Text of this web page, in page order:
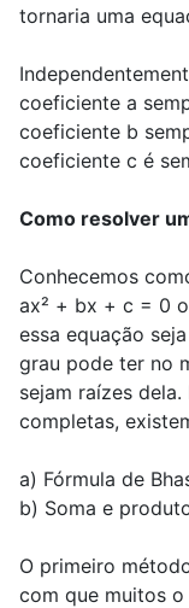
tornaria uma
coeficiente a
coeficiente b
coeficiente c é
Como resolver
Conhecemos
ax² + bx + c = 0
essa equação
grau pode ter no
sejam raízes
completas,
a) Fórmula de
b) Soma e
O primeiro
com que muitos